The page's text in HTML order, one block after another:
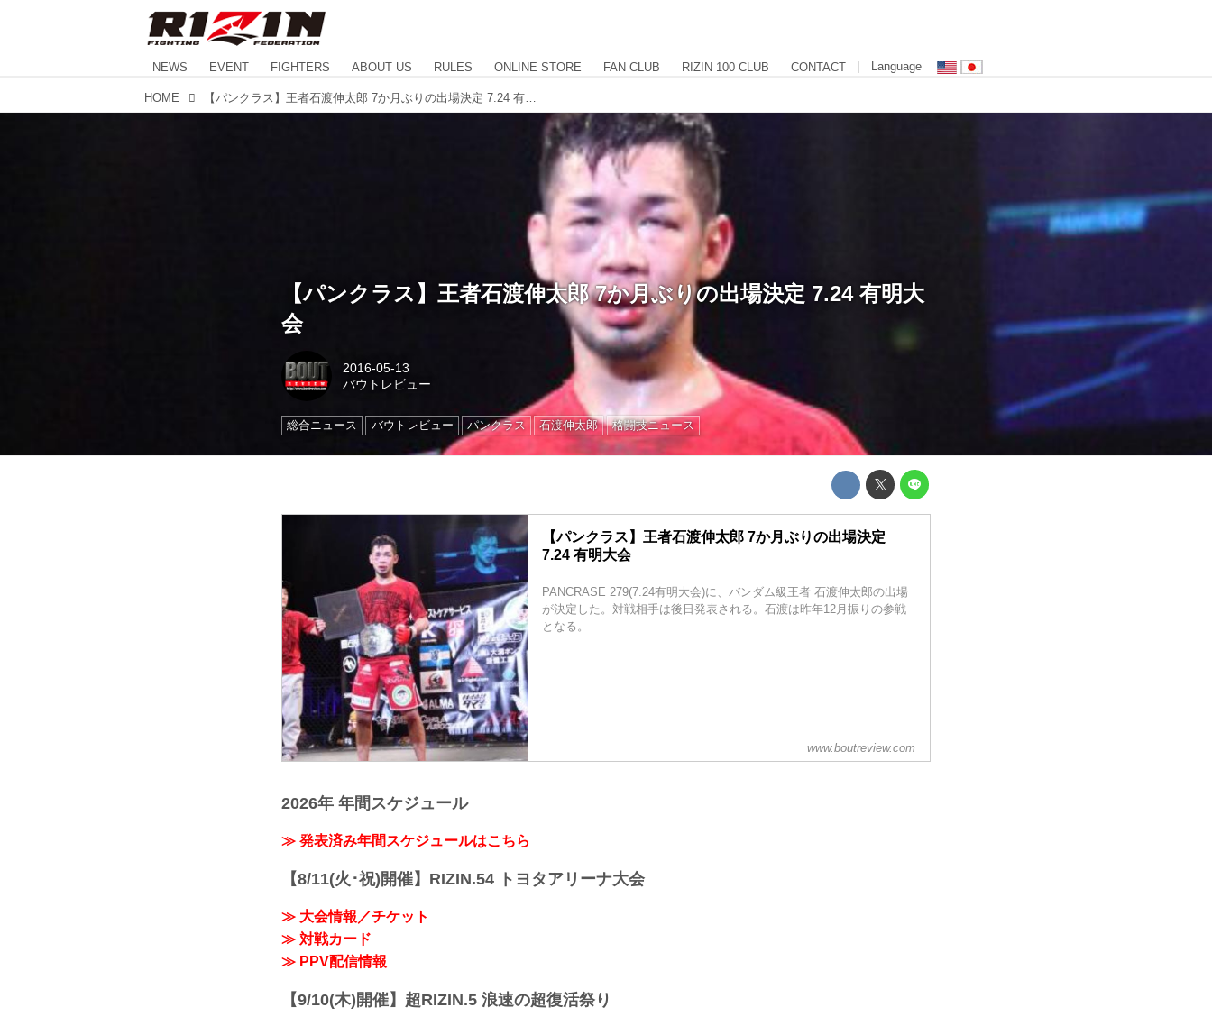
NEWS EVENT FIGHTERS ABOUT US RULES ONLINE STORE FAN CLUB RIZIN 100 CLUB CONTACT | Language
HOME
【パンクラス】王者石渡伸太郎 7か月ぶりの出場決定 7.24 有明大
会
2016-05-13
バウトレビュー
総合ニュース バウトレビュー パンクラス 石渡伸太郎 格闘技ニュース
【パンクラス】王者石渡伸太郎 7か月ぶりの出場決定
7.24 有明大会
PANCRASE 279(7.24有明大会)に、バンダム級王者 石渡伸太郎の出場
が決定した。対戦相手は後日発表される。石渡は昨年12月振りの参戦
となる。
www.boutreview.com
2026年 年間スケジュール
≫ 発表済み年間スケジュールはこちら
【8/11(火･祝)開催】RIZIN.54 トヨタアリーナ大会
≫ 大会情報／チケット
≫ 対戦カード
≫ PPV配信情報
【9/10(木)開催】超RIZIN.5 浪速の超復活祭り